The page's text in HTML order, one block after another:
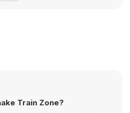
Train Zone?